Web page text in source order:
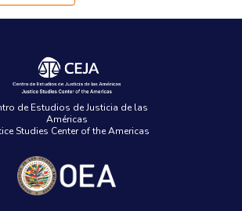
de Estudios de Justicia de las
Américas
Studies Center of the Americas